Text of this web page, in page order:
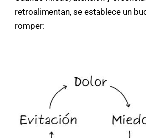
retroalimentan, se establece un
romper: